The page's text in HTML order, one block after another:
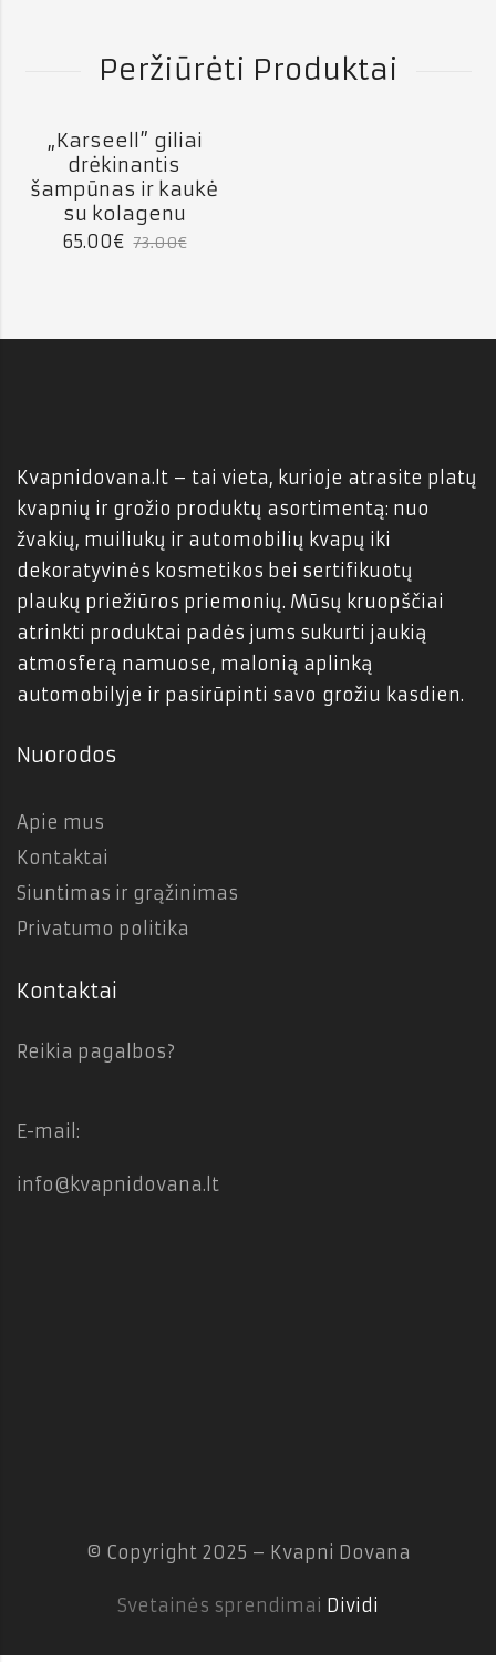
Peržiūrėti Produktai
11% NUOLAIDA
„Karseell” giliai
drėkinantis
šampūnas ir kaukė
su kolagenu
65.00€ 73.00€
Kvapnidovana.lt – tai vieta, kurioje atrasite platų
kvapnių ir grožio produktų asortimentą: nuo
žvakių, muiliukų ir automobilių kvapų iki
dekoratyvinės kosmetikos bei sertifikuotų
plaukų priežiūros priemonių. Mūsų kruopščiai
atrinkti produktai padės jums sukurti jaukią
atmosferą namuose, malonią aplinką
automobilyje ir pasirūpinti savo grožiu kasdien.
Nuorodos
Apie mus
Kontaktai
Siuntimas ir grąžinimas
Privatumo politika
Kontaktai
Reikia pagalbos?
E-mail:
info@kvapnidovana.lt
© Copyright 2025 – Kvapni Dovana
Svetainės sprendimai Dividi